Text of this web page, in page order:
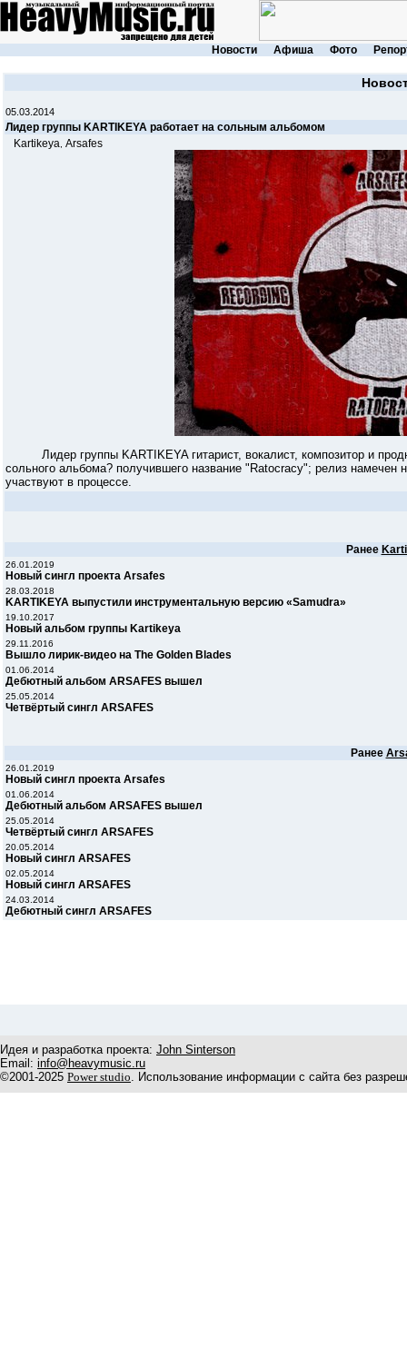
Новости Афиша Фото
05.03.2014
Лидер группы KARTIKEYA работает на сольным альбомом
Kartikeya Arsafes
Лидер группы KARTIKEYA гитарист, вокалист, композитор и
сольного альбома? получившего название "Ratocracy"; релиз
участвуют в процессе.
Ранее
26.01.2019
Новый сингл проекта Arsafes
28.03.2018
KARTIKEYA выпустили инструментальную версию «Samudra»
19.10.2017
Новый альбом группы Kartikeya
29.11.2016
Вышло лирик-видео на The Golden Blades
01.06.2014
Дебютный альбом ARSAFES вышел
25.05.2014
Четвёртый сингл ARSAFES
Ранее
26.01.2019
Новый сингл проекта Arsafes
01.06.2014
Дебютный альбом ARSAFES вышел
25.05.2014
Четвёртый сингл ARSAFES
20.05.2014
Новый сингл ARSAFES
02.05.2014
Новый сингл ARSAFES
24.03.2014
Дебютный сингл ARSAFES
Идея и разработка проекта: John Sinterson
Email: info@heavymusic.ru
©2001-2025 Power studio. Использование информации с сайта без